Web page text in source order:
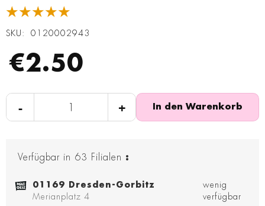
★★★★★
SKU 0120002943
€2.50
- + In den Warenkorb
Verfügbar in 63 Filialen :
01169 Dresden-Gorbitz
Merianplatz 4
wenig
verfügbar
springen